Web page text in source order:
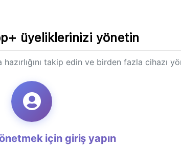
üyeliklerinizi yönetin
takip edin ve birden fazla cihazı
için giriş yapın